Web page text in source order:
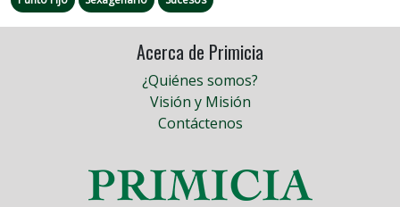
Acerca de Primicia
¿Quiénes somos?
Visión y Misión
Contáctenos